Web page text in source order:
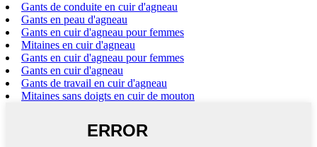
Gants de conduite en cuir d'agneau
Gants en peau d'agneau
Gants en cuir d'agneau pour femmes
Mitaines en cuir d'agneau
Gants en cuir d'agneau pour femmes
Gants en cuir d'agneau
Gants de travail en cuir d'agneau
Mitaines sans doigts en cuir de mouton